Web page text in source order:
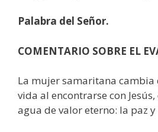
Palabra del Señor.
COMENTARIO SOBRE EL
La mujer samaritana cambia
vida al encontrarse con
agua de valor eterno: la paz